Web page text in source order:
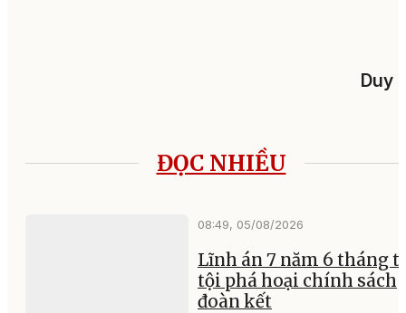
Duy
ĐỌC NHIỀU
08:49, 05/08/2026
Lĩnh án 7 năm 6 tháng
tội phá hoại chính sách
đoàn kết